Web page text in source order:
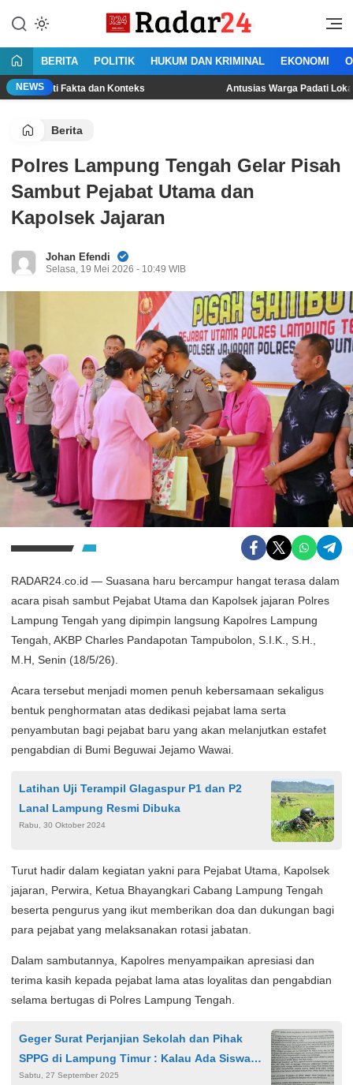
konten
Radar24.co.id
Jujur Lantang Bersuara
BERITA POLITIK HUKUM DAN KRIMINAL EKONOMI
NEWS
dan Konteks Antusias Warga Padati Lokasi Lomba
Berita
Polres Lampung Tengah Gelar Pisah
Sambut Pejabat Utama dan
Kapolsek Jajaran
Johan Efendi
Selasa, 19 Mei 2026 - 10:49 WIB
RADAR24.co.id — Suasana haru bercampur hangat terasa dalam
acara pisah sambut Pejabat Utama dan Kapolsek jajaran Polres
Lampung Tengah yang dipimpin langsung Kapolres Lampung
Tengah, AKBP Charles Pandapotan Tampubolon, S.I.K., S.H.,
M.H, Senin (18/5/26).
Acara tersebut menjadi momen penuh kebersamaan sekaligus
bentuk penghormatan atas dedikasi pejabat lama serta
penyambutan bagi pejabat baru yang akan melanjutkan estafet
pengabdian di Bumi Beguwai Jejamo Wawai.
Latihan Uji Terampil Glagaspur P1 dan P2
Lanal Lampung Resmi Dibuka
Rabu, 30 Oktober 2024
Turut hadir dalam kegiatan yakni para Pejabat Utama, Kapolsek
jajaran, Perwira, Ketua Bhayangkari Cabang Lampung Tengah
beserta pengurus yang ikut memberikan doa dan dukungan bagi
para pejabat yang melaksanakan rotasi jabatan.
Dalam sambutannya, Kapolres menyampaikan apresiasi dan
terima kasih kepada pejabat lama atas loyalitas dan pengabdian
selama bertugas di Polres Lampung Tengah.
Geger Surat Perjanjian Sekolah dan Pihak
SPPG di Lampung Timur : Kalau Ada Siswa
Keracunan MBG Wajib Dirahasiakan
Sabtu, 27 September 2025